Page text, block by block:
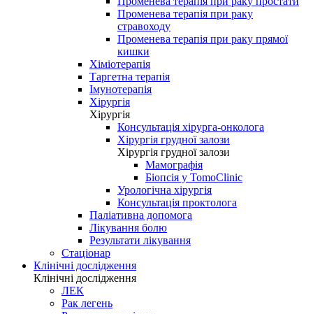
Променева терапія при раку
стравоходу
Променева терапія при раку прямої
кишки
Хіміотерапія
Таргетна терапія
Імунотерапія
Хірургія
Хірургія
Консультація хірурга-онколога
Хірургія грудної залози
Хірургія грудної залози
Мамографія
Біопсія у TomoClinic
Урологічна хірургія
Консультація проктолога
Паліативна допомога
Лікування болю
Результати лікування
Стаціонар
Клінічні дослідження
Клінічні дослідження
ЛЕК
Рак легень